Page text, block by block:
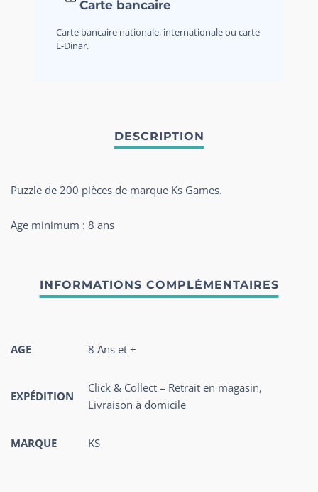
Carte bancaire
Carte bancaire nationale, internationale ou carte
E-Dinar.
Puzzle de 200 pièces de marque Ks Games.
Age minimum : 8 ans
AGE 8 Ans et +
EXPÉDITION
Click & Collect – Retrait en magasin,
Livraison à domicile
MARQUE KS